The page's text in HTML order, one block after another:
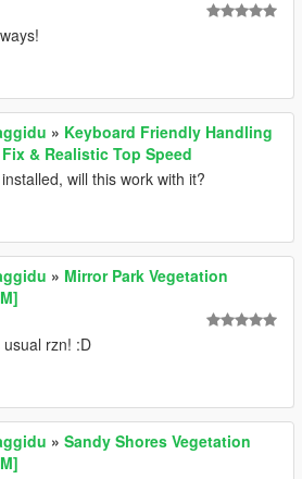
» Keyboard Friendly Handling
& Realistic Top Speed
will this work with it?
» Mirror Park Vegetation
rzn! :D
» Sandy Shores Vegetation